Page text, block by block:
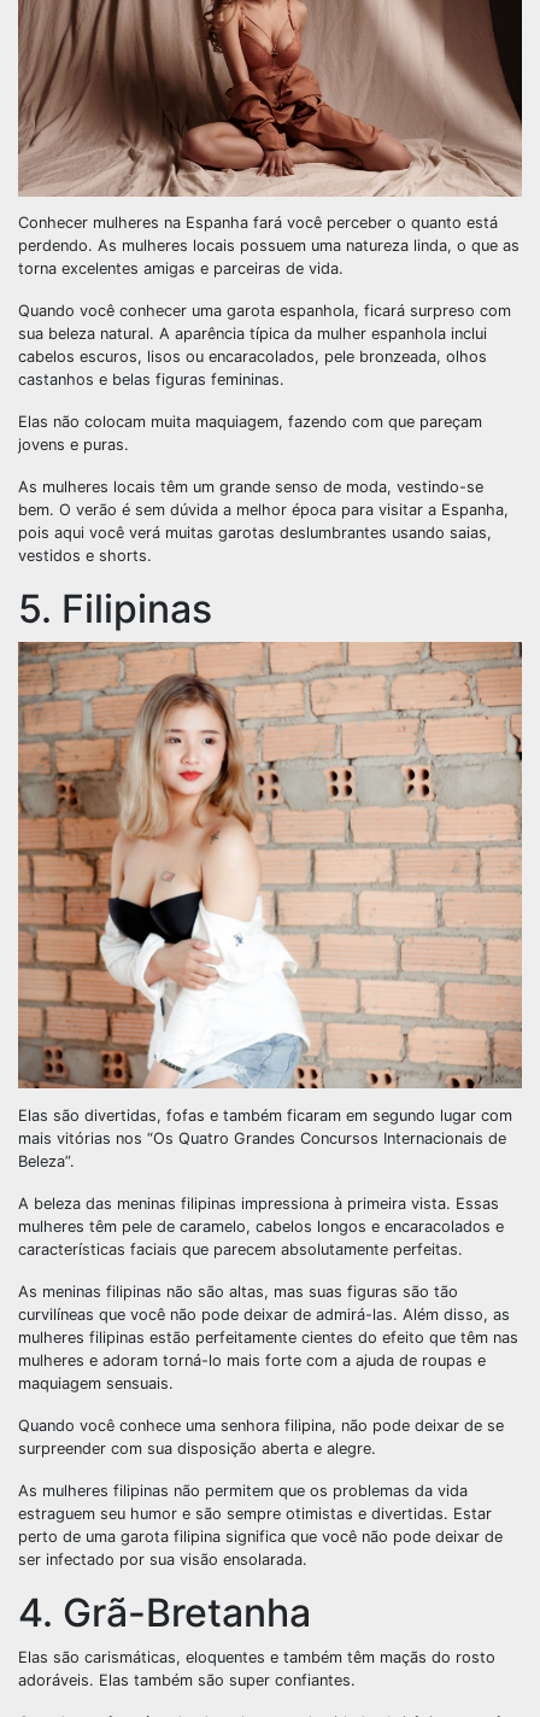
Conhecer mulheres na Espanha fará você perceber o quanto está
perdendo. As mulheres locais possuem uma natureza linda, o que as
torna excelentes amigas e parceiras de vida.
Quando você conhecer uma garota espanhola, ficará surpreso com
sua beleza natural. A aparência típica da mulher espanhola inclui
cabelos escuros, lisos ou encaracolados, pele bronzeada, olhos
castanhos e belas figuras femininas.
Elas não colocam muita maquiagem, fazendo com que pareçam
jovens e puras.
As mulheres locais têm um grande senso de moda, vestindo-se
bem. O verão é sem dúvida a melhor época para visitar a Espanha,
pois aqui você verá muitas garotas deslumbrantes usando saias,
vestidos e shorts.
5. Filipinas
Elas são divertidas, fofas e também ficaram em segundo lugar com
mais vitórias nos “Os Quatro Grandes Concursos Internacionais de
Beleza”.
A beleza das meninas filipinas impressiona à primeira vista. Essas
mulheres têm pele de caramelo, cabelos longos e encaracolados e
características faciais que parecem absolutamente perfeitas.
As meninas filipinas não são altas, mas suas figuras são tão
curvilíneas que você não pode deixar de admirá-las. Além disso, as
mulheres filipinas estão perfeitamente cientes do efeito que têm nas
mulheres e adoram torná-lo mais forte com a ajuda de roupas e
maquiagem sensuais.
Quando você conhece uma senhora filipina, não pode deixar de se
surpreender com sua disposição aberta e alegre.
As mulheres filipinas não permitem que os problemas da vida
estraguem seu humor e são sempre otimistas e divertidas. Estar
perto de uma garota filipina significa que você não pode deixar de
ser infectado por sua visão ensolarada.
4. Grã-Bretanha
Elas são carismáticas, eloquentes e também têm maçãs do rosto
adoráveis. Elas também são super confiantes.